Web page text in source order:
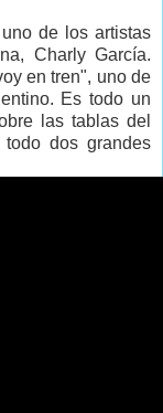
de los artistas
Charly García.
en tren", uno de
Es todo un
las tablas del
dos grandes